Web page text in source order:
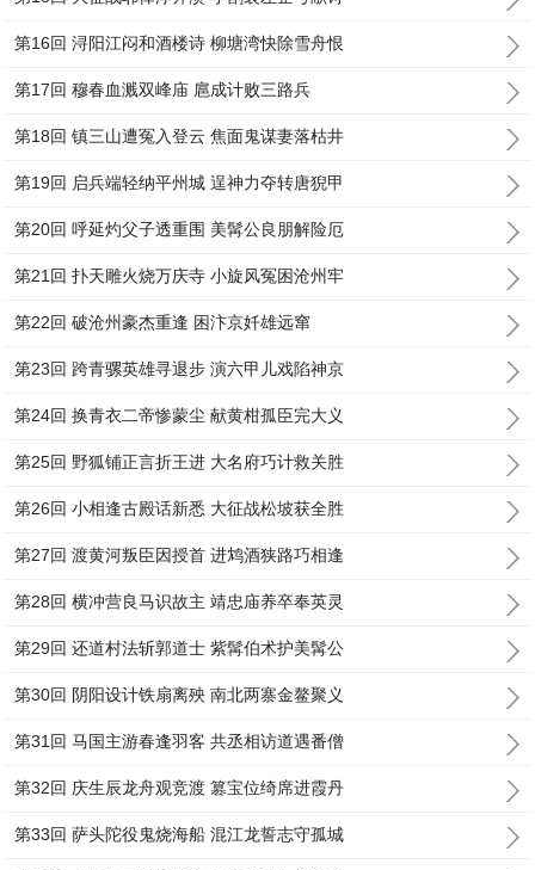
第16回 浔阳江闷和酒楼诗 柳塘湾快除雪舟恨
第17回 穆春血溅双峰庙 扈成计败三路兵
第18回 镇三山遭冤入登云 焦面鬼谋妻落枯井
第19回 启兵端轻纳平州城 逞神力夺转唐猊甲
第20回 呼延灼父子透重围 美髯公良朋解险厄
第21回 扑天雕火烧万庆寺 小旋风冤困沧州牢
第22回 破沧州豪杰重逢 困汴京奷雄远窜
第23回 跨青骡英雄寻退步 演六甲儿戏陷神京
第24回 换青衣二帝惨蒙尘 献黄柑孤臣完大义
第25回 野狐铺正言折王进 大名府巧计救关胜
第26回 小相逢古殿话新悉 大征战松坡获全胜
第27回 渡黄河叛臣因授首 进鸩酒狭路巧相逢
第28回 横冲营良马识故主 靖忠庙养卒奉英灵
第29回 还道村法斩郭道士 紫髯伯术护美髯公
第30回 阴阳设计铁扇离殃 南北两寨金鳌聚义
第31回 马国主游春逢羽客 共丞相访道遇番僧
第32回 庆生辰龙舟观竞渡 篡宝位绮席进霞丹
第33回 萨头陀役鬼烧海船 混江龙誓志守孤城